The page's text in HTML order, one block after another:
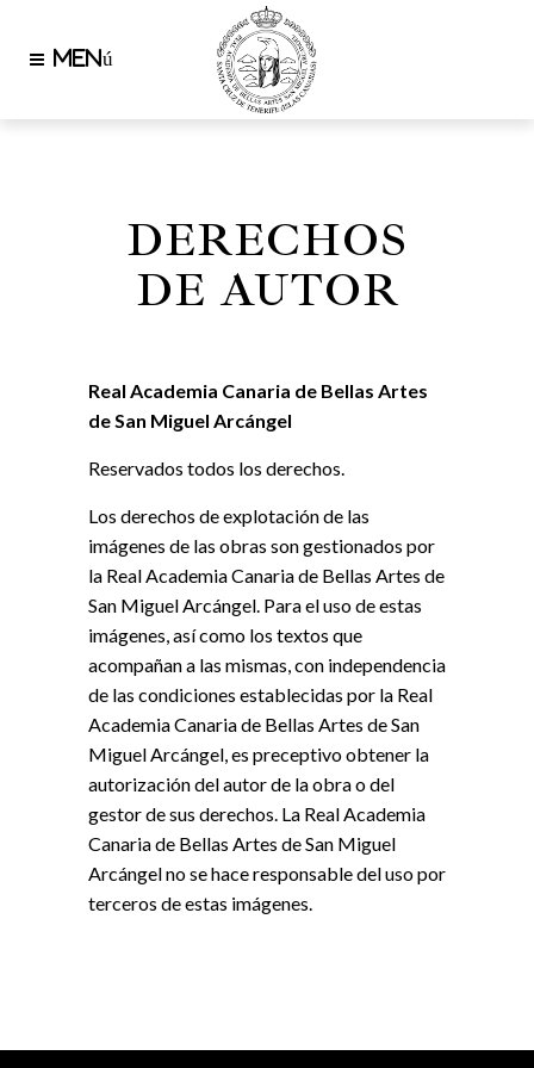
DERECHOS
DE AUTOR
Real Academia Canaria de Bellas Artes
de San Miguel Arcángel
Reservados todos los derechos.
Los derechos de explotación de las
imágenes de las obras son gestionados por
la Real Academia Canaria de Bellas Artes de
San Miguel Arcángel. Para el uso de estas
imágenes, así como los textos que
acompañan a las mismas, con independencia
de las condiciones establecidas por la Real
Academia Canaria de Bellas Artes de San
Miguel Arcángel, es preceptivo obtener la
autorización del autor de la obra o del
gestor de sus derechos. La Real Academia
Canaria de Bellas Artes de San Miguel
Arcángel no se hace responsable del uso por
terceros de estas imágenes.